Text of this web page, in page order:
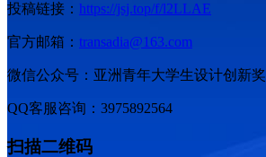
投稿链接： https://jsj.top/f/l2LLAE
官方邮箱： transadia@163.com
微信公众号：亚洲青年大学生设计创新奖
QQ客服咨询：3975892564
扫描二维码